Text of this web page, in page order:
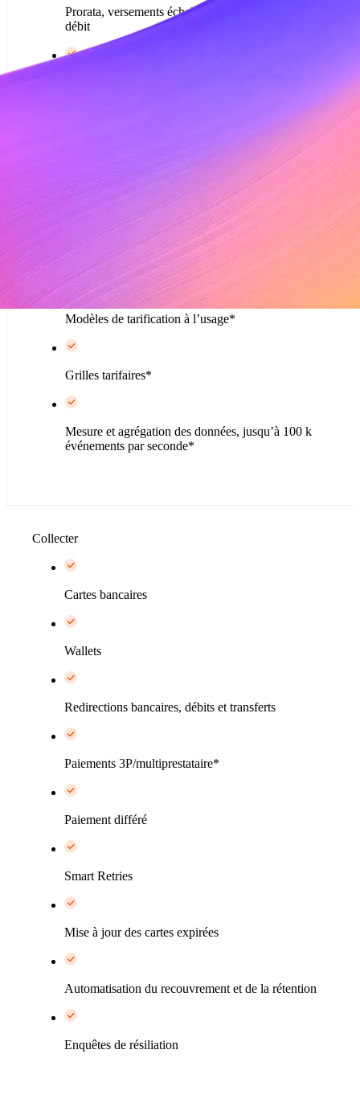
Prorata, versements échelonnés, avoirs et notes de
débit
Calcul et recouvrement automatiques des taxes*
Propulsé par Metronome
Modèles de tarification à l’usage*
Grilles tarifaires*
Mesure et agrégation des données, jusqu’à 100 k
événements par seconde*
Collecter
Cartes bancaires
Wallets
Redirections bancaires, débits et transferts
Paiements 3P/multiprestataire*
Paiement différé
Smart Retries
Mise à jour des cartes expirées
Automatisation du recouvrement et de la rétention
Enquêtes de résiliation